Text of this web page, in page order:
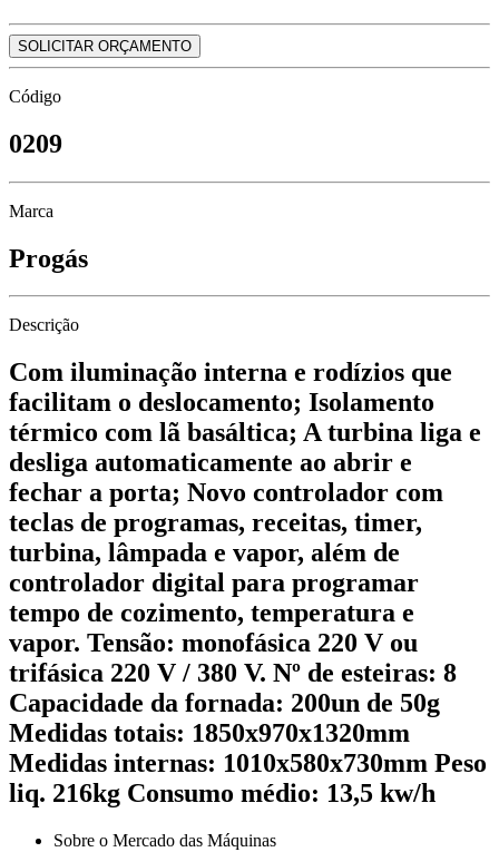
SOLICITAR ORÇAMENTO
Código
0209
Marca
Progás
Descrição
Com iluminação interna e rodízios que
facilitam o deslocamento; Isolamento
térmico com lã basáltica; A turbina liga e
desliga automaticamente ao abrir e
fechar a porta; Novo controlador com
teclas de programas, receitas, timer,
turbina, lâmpada e vapor, além de
controlador digital para programar
tempo de cozimento, temperatura e
vapor. Tensão: monofásica 220 V ou
trifásica 220 V / 380 V. Nº de esteiras: 8
Capacidade da fornada: 200un de 50g
Medidas totais: 1850x970x1320mm
Medidas internas: 1010x580x730mm Peso
liq. 216kg Consumo médio: 13,5 kw/h
Sobre o Mercado das Máquinas